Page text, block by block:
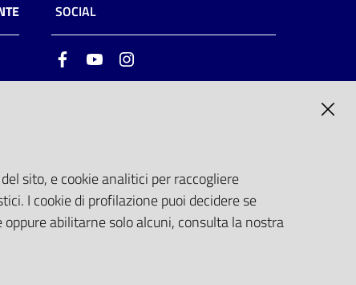
SOCIAL
FacebookYoutube
sito, e cookie analitici per raccogliere
I cookie di profilazione puoi decidere se
abilitarne solo alcuni, consulta la nostra